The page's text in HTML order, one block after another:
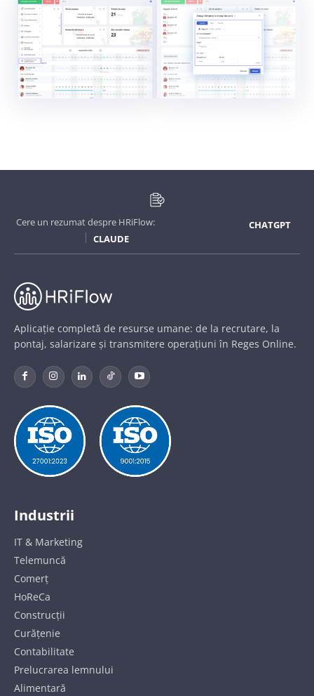
Cere un rezumat despre HRiFlow:
CHATGPT
CLAUDE
Aplicație completă de resurse umane: de la recrutare, la
pontaj, salarizare și transmitere operațiuni în Reges Online.
Industrii
IT & Marketing
Telemuncă
Comerț
HoReCa
Construcții
Curățenie
Contabilitate
Prelucrarea lemnului
Alimentară